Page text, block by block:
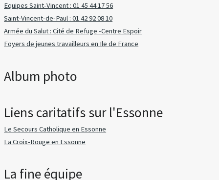
Equipes Saint-Vincent : 01 45 44 17 56
Saint-Vincent-de-Paul : 01 42 92 08 10
Armée du Salut : Cité de Refuge -Centre Espoir
Foyers de jeunes travailleurs en Ile de France
Album photo
Liens caritatifs sur l'Essonne
Le Secours Catholique en Essonne
La Croix-Rouge en Essonne
La fine équipe